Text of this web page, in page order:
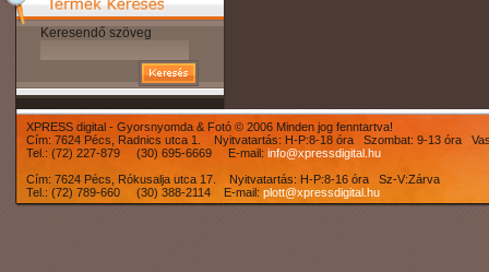
Keresendő szöveg
XPRESS digital - Gyorsnyomda & Fotó © 2006 Minden jog fenntartva!
Cím: 7624 Pécs, Radnics utca 1. Nyitvatartás: H-P:8-18 óra Szombat: 9-13 óra
Tel.: (72) 227-879 (30) 695-6669 E-mail: info@xpressdigital.hu
Cím: 7624 Pécs, Rókusalja utca 17. Nyitvatartás: H-P:8-16 óra Sz-V:Zárva
Tel.: (72) 789-660 (30) 388-2114 E-mail: plott@xpressdigital.hu